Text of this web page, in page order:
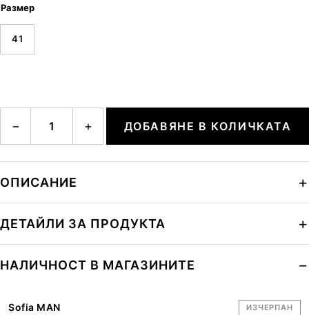
Размер
41
− + ДОБАВЯНЕ В КОЛИЧКАТА
ОПИСАНИЕ
ДЕТАЙЛИ ЗА ПРОДУКТА
НАЛИЧНОСТ В МАГАЗИНИТЕ
Sofia MAN ИЗЧЕРПАН